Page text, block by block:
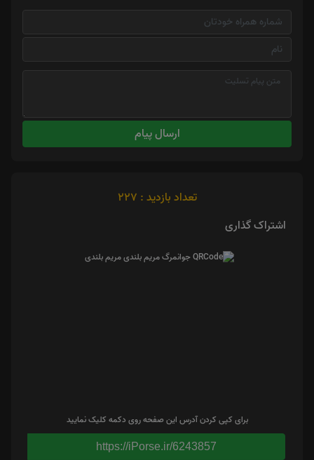
ارسال پیام
تعداد بازدید : 227
اشتراک گذاری
برای کپی کردن آدرس این صفحه روی دکمه کلیک نمایید
https://iPorse.ir/6243857